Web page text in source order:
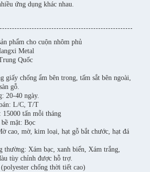
ứng dụng khác nhau.
phẩm cho cuộn nhôm phủ
Metal
Quốc
giấy chống ẩm bên trong, tấm sắt bên ngoài,
gỗ.
20-40 ngày.
L/C, T/T
15000 tấn mỗi tháng
mặt: Bọc
cao, mờ, kim loại, hạt gỗ bắt chước, hạt đá
thường: Xám bạc, xanh biển, Xám trắng,
tùy chỉnh được hỗ trợ.
chống thời tiết cao)